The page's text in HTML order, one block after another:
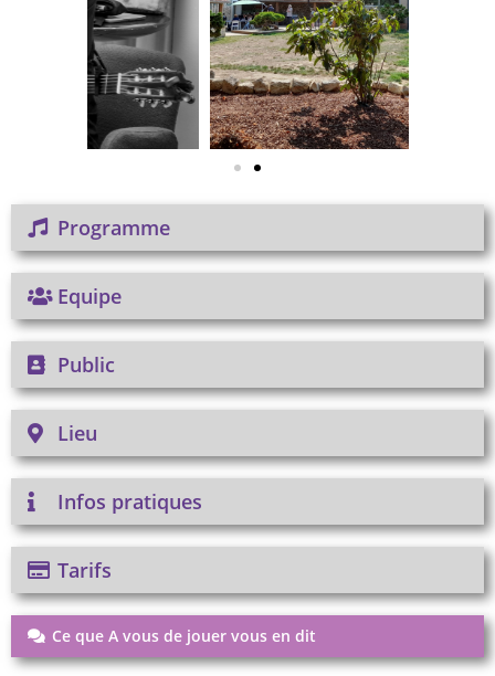
Programme
Equipe
Public
Lieu
Infos pratiques
Tarifs
Ce que A vous de jouer vous en dit